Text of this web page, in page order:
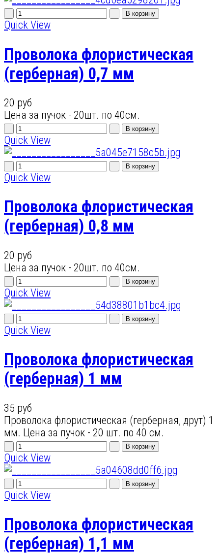
Quick View
Проволока флористическая
(герберная) 0,7 мм
20 руб
Цена за пучок - 20шт. по 40см.
Quick View
Quick View
Проволока флористическая
(герберная) 0,8 мм
20 руб
Цена за пучок - 20шт. по 40см.
Quick View
Quick View
Проволока флористическая
(герберная) 1 мм
35 руб
Проволока флористическая (герберная, друт) 1
мм. Цена за пучок - 20 шт. по 40 см.
Quick View
Quick View
Проволока флористическая
(герберная) 1,1 мм